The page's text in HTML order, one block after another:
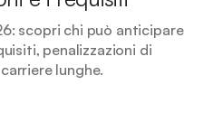
scopri chi può anticipare
penalizzazioni di
lunghe.